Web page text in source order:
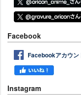
Facebook
Facebookアカウン
Instagram